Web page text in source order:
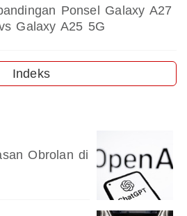
Ponsel Galaxy A27
Galaxy A25 5G
Indeks
Obrolan di